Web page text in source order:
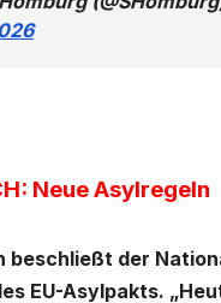
Neue Asylregeln
beschließt der
EU-Asylpakts.